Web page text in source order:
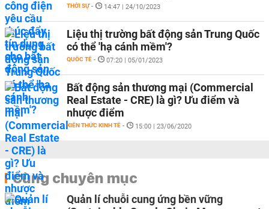
THỜI SỰ - 14:47 | 24/10/2023
Liệu thị trường bất động sản Trung Quốc
có thể 'hạ cánh mềm'?
QUỐC TẾ - 07:20 | 05/01/2023
Bất động sản thương mại (Commercial
Real Estate - CRE) là gì? Ưu điểm và
nhược điểm
KIẾN THỨC KINH TẾ - 15:00 | 23/06/2020
Cùng chuyên mục
Quản lí chuỗi cung ứng bền vững